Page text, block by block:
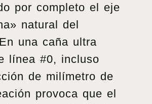
por completo el eje
natural del
una caña ultra
línea #0, incluso
de milímetro de
provoca que el